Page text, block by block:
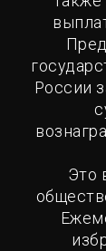
России
Это